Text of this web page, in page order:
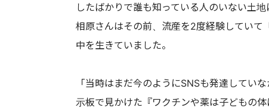
したばかりで誰も知っている人のいない土
相原さんはその前、流産を2度経験していて
中を生きていました。
「当時はまだ今のようにSNSも発達してい
示板で見かけた『ワクチンや薬は子どもの